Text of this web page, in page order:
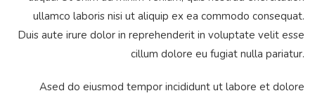
ullamco laboris nisi ut aliquip ex ea commodo consequat.
Duis aute irure dolor in reprehenderit in voluptate velit esse
cillum dolore eu fugiat nulla pariatur.
Ased do eiusmod tempor incididunt ut labore et dolore